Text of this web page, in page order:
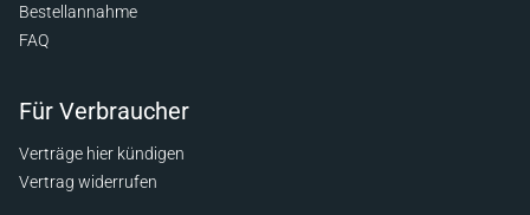
Bestellannahme
FAQ
Für Verbraucher
Verträge hier kündigen
Vertrag widerrufen